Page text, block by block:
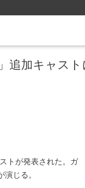
追加キャス
トが発表された。ガ
じる。